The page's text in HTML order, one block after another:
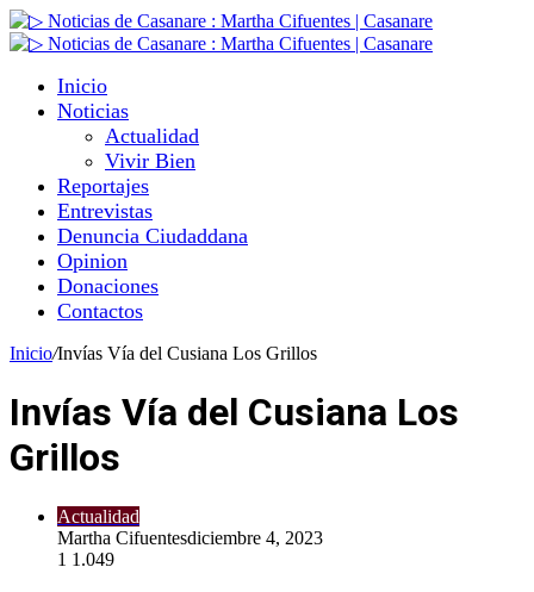
Inicio
Noticias
Actualidad
Vivir Bien
Reportajes
Entrevistas
Denuncia Ciudaddana
Opinion
Donaciones
Contactos
Inicio/Invías Vía del Cusiana Los Grillos
Invías Vía del Cusiana Los
Grillos
Actualidad
Martha Cifuentesdiciembre 4, 2023
1 1.049